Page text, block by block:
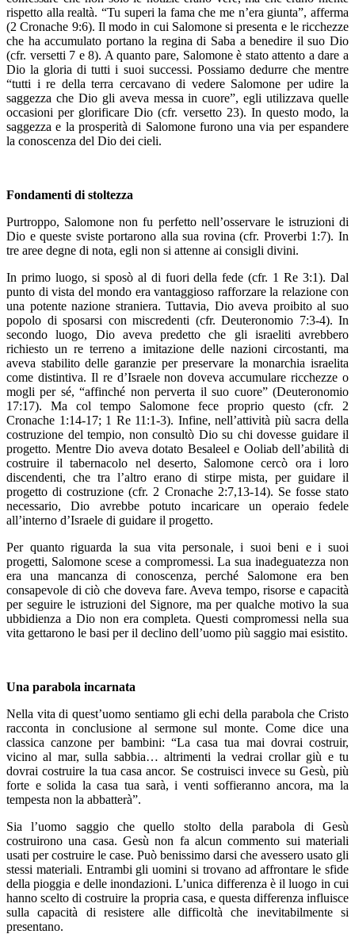
rispetto alla realtà. “Tu superi la fama che me n’era giunta”, afferma
(2 Cronache 9:6). Il modo in cui Salomone si presenta e le ricchezze
che ha accumulato portano la regina di Saba a benedire il suo Dio
(cfr. versetti 7 e 8). A quanto pare, Salomone è stato attento a dare a
Dio la gloria di tutti i suoi successi. Possiamo dedurre che mentre
“tutti i re della terra cercavano di vedere Salomone per udire la
saggezza che Dio gli aveva messa in cuore”, egli utilizzava quelle
occasioni per glorificare Dio (cfr. versetto 23). In questo modo, la
saggezza e la prosperità di Salomone furono una via per espandere
la conoscenza del Dio dei cieli.
Fondamenti di stoltezza
Purtroppo, Salomone non fu perfetto nell’osservare le istruzioni di
Dio e queste sviste portarono alla sua rovina (cfr. Proverbi 1:7). In
tre aree degne di nota, egli non si attenne ai consigli divini.
In primo luogo, si sposò al di fuori della fede (cfr. 1 Re 3:1). Dal
punto di vista del mondo era vantaggioso rafforzare la relazione con
una potente nazione straniera. Tuttavia, Dio aveva proibito al suo
popolo di sposarsi con miscredenti (cfr. Deuteronomio 7:3-4). In
secondo luogo, Dio aveva predetto che gli israeliti avrebbero
richiesto un re terreno a imitazione delle nazioni circostanti, ma
aveva stabilito delle garanzie per preservare la monarchia israelita
come distintiva. Il re d’Israele non doveva accumulare ricchezze o
mogli per sé, “affinché non perverta il suo cuore” (Deuteronomio
17:17). Ma col tempo Salomone fece proprio questo (cfr. 2
Cronache 1:14-17; 1 Re 11:1-3). Infine, nell’attività più sacra della
costruzione del tempio, non consultò Dio su chi dovesse guidare il
progetto. Mentre Dio aveva dotato Besaleel e Ooliab dell’abilità di
costruire il tabernacolo nel deserto, Salomone cercò ora i loro
discendenti, che tra l’altro erano di stirpe mista, per guidare il
progetto di costruzione (cfr. 2 Cronache 2:7,13-14). Se fosse stato
necessario, Dio avrebbe potuto incaricare un operaio fedele
all’interno d’Israele di guidare il progetto.
Per quanto riguarda la sua vita personale, i suoi beni e i suoi
progetti, Salomone scese a compromessi. La sua inadeguatezza non
era una mancanza di conoscenza, perché Salomone era ben
consapevole di ciò che doveva fare. Aveva tempo, risorse e capacità
per seguire le istruzioni del Signore, ma per qualche motivo la sua
ubbidienza a Dio non era completa. Questi compromessi nella sua
vita gettarono le basi per il declino dell’uomo più saggio mai esistito.
Una parabola incarnata
Nella vita di quest’uomo sentiamo gli echi della parabola che Cristo
racconta in conclusione al sermone sul monte. Come dice una
classica canzone per bambini: “La casa tua mai dovrai costruir,
vicino al mar, sulla sabbia… altrimenti la vedrai crollar giù e tu
dovrai costruire la tua casa ancor. Se costruisci invece su Gesù, più
forte e solida la casa tua sarà, i venti soffieranno ancora, ma la
tempesta non la abbatterà”.
Sia l’uomo saggio che quello stolto della parabola di Gesù
costruirono una casa. Gesù non fa alcun commento sui materiali
usati per costruire le case. Può benissimo darsi che avessero usato gli
stessi materiali. Entrambi gli uomini si trovano ad affrontare le sfide
della pioggia e delle inondazioni. L’unica differenza è il luogo in cui
hanno scelto di costruire la propria casa, e questa differenza influisce
sulla capacità di resistere alle difficoltà che inevitabilmente si
presentano.